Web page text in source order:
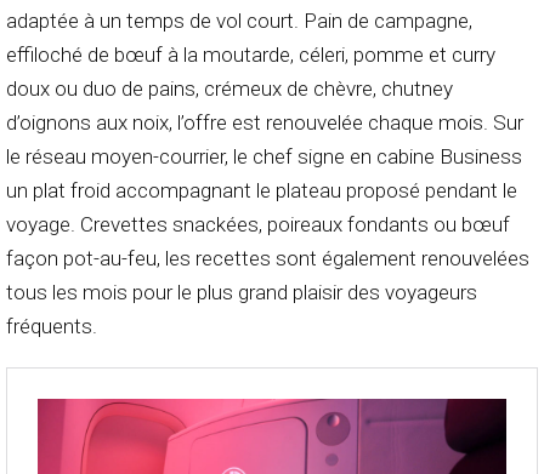
adaptée à un temps de vol court. Pain de campagne,
effiloché de bœuf à la moutarde, céleri, pomme et curry
doux ou duo de pains, crémeux de chèvre, chutney
d’oignons aux noix, l’offre est renouvelée chaque mois. Sur
le réseau moyen-courrier, le chef signe en cabine Business
un plat froid accompagnant le plateau proposé pendant le
voyage. Crevettes snackées, poireaux fondants ou bœuf
façon pot-au-feu, les recettes sont également renouvelées
tous les mois pour le plus grand plaisir des voyageurs
fréquents.